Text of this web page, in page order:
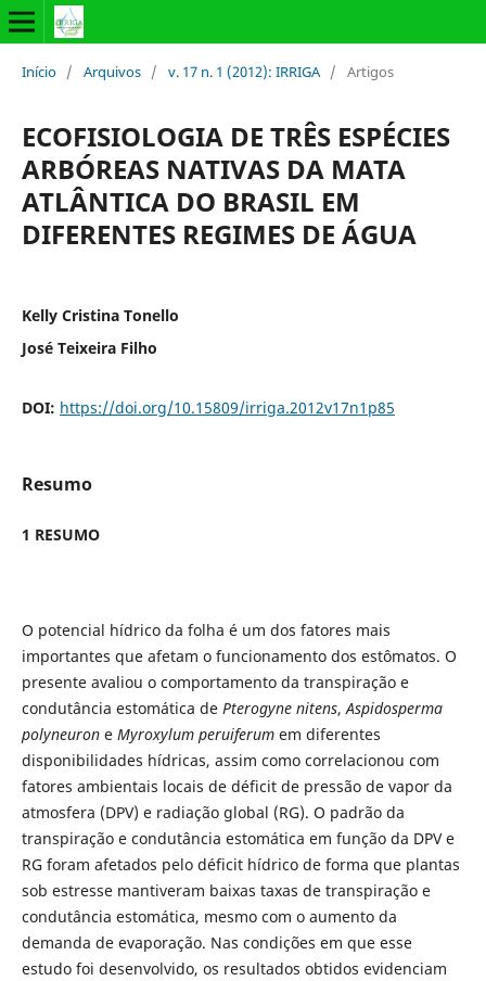
Início / Arquivos / v. 17 n. 1 (2012): IRRIGA / Artigos
ECOFISIOLOGIA DE TRÊS ESPÉCIES
ARBÓREAS NATIVAS DA MATA
ATLÂNTICA DO BRASIL EM
DIFERENTES REGIMES DE ÁGUA
Kelly Cristina Tonello
José Teixeira Filho
DOI: https://doi.org/10.15809/irriga.2012v17n1p85
Resumo
1 RESUMO
O potencial hídrico da folha é um dos fatores mais
importantes que afetam o funcionamento dos estômatos. O
presente avaliou o comportamento da transpiração e
condutância estomática de Pterogyne nitens,Aspidosperma
polyneurone Myroxylum peruiferumem diferentes
disponibilidades hídricas, assim como correlacionou com
fatores ambientais locais de déficit de pressão de vapor da
atmosfera (DPV) e radiação global (RG). O padrão da
transpiração e condutância estomática em função da DPV e
RG foram afetados pelo déficit hídrico de forma que plantas
sob estresse mantiveram baixas taxas de transpiração e
condutância estomática, mesmo com o aumento da
demanda de evaporação. Nas condições em que esse
estudo foi desenvolvido, os resultados obtidos evidenciam